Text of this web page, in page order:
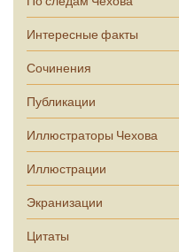
Интересные факты
Сочинения
Публикации
Иллюстраторы Чехова
Иллюстрации
Экранизации
Цитаты